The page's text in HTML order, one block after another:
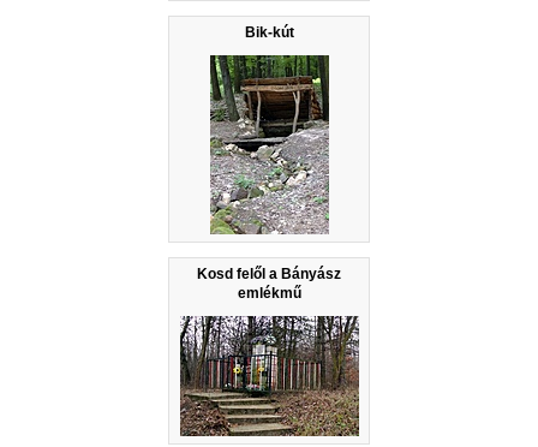
Bik-kút
Kosd felől a Bányász
emlékmű